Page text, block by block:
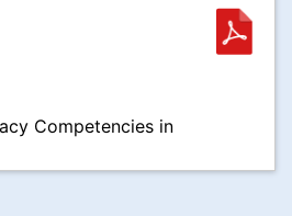
Competencies in